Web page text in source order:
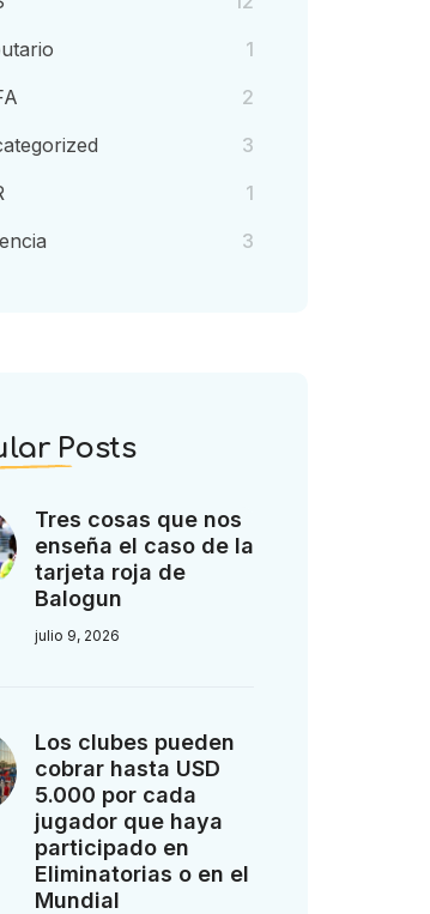
1
2
3
1
3
Posts
Tres cosas que nos
enseña el caso de la
tarjeta roja de
Balogun
julio 9, 2026
Los clubes pueden
cobrar hasta USD
5.000 por cada
jugador que haya
participado en
Eliminatorias o en el
Mundial